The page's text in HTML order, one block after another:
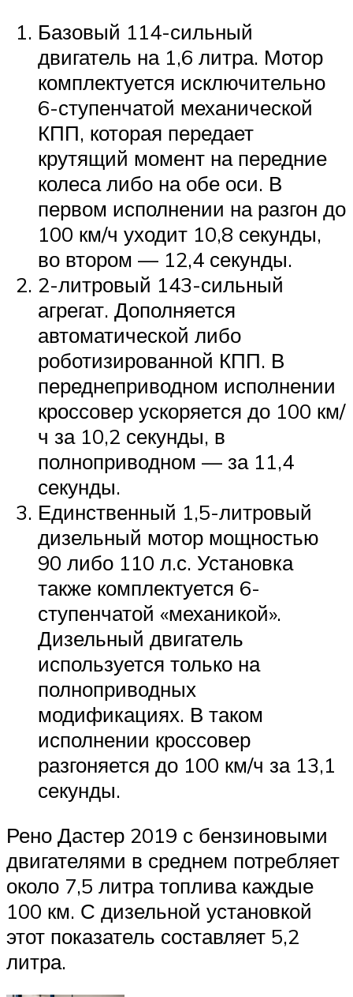
Базовый 114-сильный
двигатель на 1,6 литра. Мотор
комплектуется исключительно
6-ступенчатой механической
КПП, которая передает
крутящий момент на передние
колеса либо на обе оси. В
первом исполнении на разгон до
100 км/ч уходит 10,8 секунды,
во втором — 12,4 секунды.
2-литровый 143-сильный
агрегат. Дополняется
автоматической либо
роботизированной КПП. В
переднеприводном исполнении
кроссовер ускоряется до 100 км/
ч за 10,2 секунды, в
полноприводном — за 11,4
секунды.
Единственный 1,5-литровый
дизельный мотор мощностью
90 либо 110 л.с. Установка
также комплектуется 6-
ступенчатой «механикой».
Дизельный двигатель
используется только на
полноприводных
модификациях. В таком
исполнении кроссовер
разгоняется до 100 км/ч за 13,1
секунды.
Рено Дастер 2019 с бензиновыми
двигателями в среднем потребляет
около 7,5 литра топлива каждые
100 км. С дизельной установкой
этот показатель составляет 5,2
литра.